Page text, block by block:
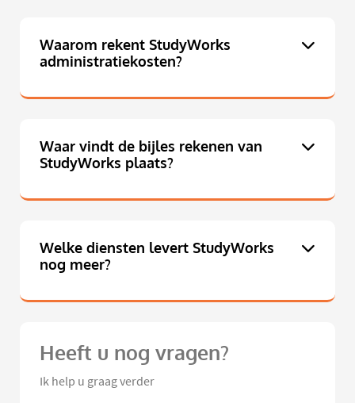
Waarom rekent StudyWorks
administratiekosten?
Waar vindt de bijles rekenen van
StudyWorks plaats?
Welke diensten levert StudyWorks
nog meer?
Heeft u nog vragen?
Ik help u graag verder